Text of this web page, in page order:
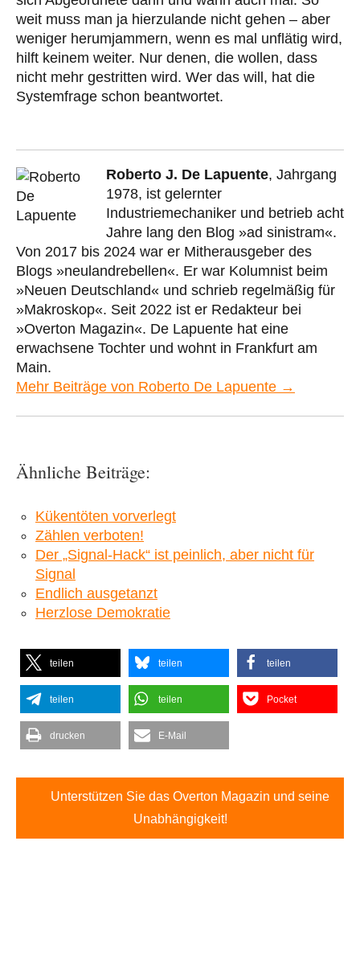
weit muss man ja hierzulande nicht gehen – aber
weniger herumjammern, wenn es mal unflätig wird,
hilft keinem weiter. Nur denen, die wollen, dass
nicht mehr gestritten wird. Wer das will, hat die
Systemfrage schon beantwortet.
Roberto J. De Lapuente, Jahrgang
1978, ist gelernter
Industriemechaniker und betrieb acht
Jahre lang den Blog »ad sinistram«.
Von 2017 bis 2024 war er Mitherausgeber des
Blogs »neulandrebellen«. Er war Kolumnist beim
»Neuen Deutschland« und schrieb regelmäßig für
»Makroskop«. Seit 2022 ist er Redakteur bei
»Overton Magazin«. De Lapuente hat eine
erwachsene Tochter und wohnt in Frankfurt am
Main.
Mehr Beiträge von Roberto De Lapuente →
Ähnliche Beiträge:
Kükentöten vorverlegt
Zählen verboten!
Der „Signal-Hack“ ist peinlich, aber nicht für
Signal
Endlich ausgetanzt
Herzlose Demokratie
teilen teilen teilen
teilen teilen Pocket
drucken E-Mail
Unterstützen Sie das Overton Magazin und seine
Unabhängigkeit!